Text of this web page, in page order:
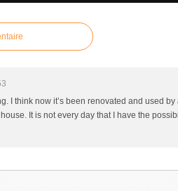
I think now it’s been renovated and used by
It is not every day that I have the